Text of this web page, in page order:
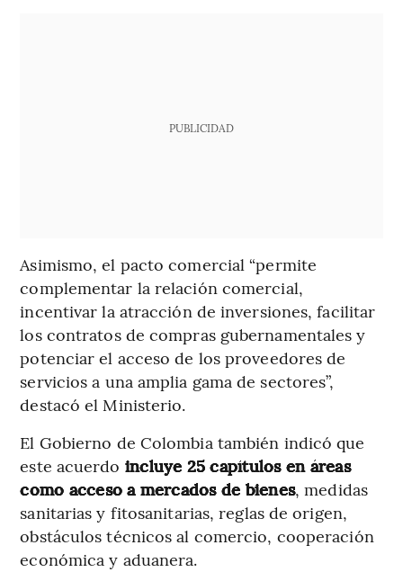
PUBLICIDAD
Asimismo, el pacto comercial “permite
complementar la relación comercial,
incentivar la atracción de inversiones, facilitar
los contratos de compras gubernamentales y
potenciar el acceso de los proveedores de
servicios a una amplia gama de sectores”,
destacó el Ministerio.
El Gobierno de Colombia también indicó que
este acuerdo incluye 25 capítulos en áreas
como acceso a mercados de bienes, medidas
sanitarias y fitosanitarias, reglas de origen,
obstáculos técnicos al comercio, cooperación
económica y aduanera.